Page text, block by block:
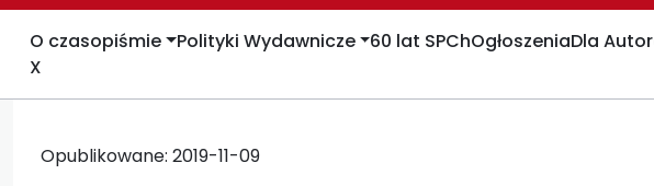
O czasopiśmie Polityki Wydawnicze 60 lat SPChOgłoszeniaDla
X
Opublikowane: 2019-11-09